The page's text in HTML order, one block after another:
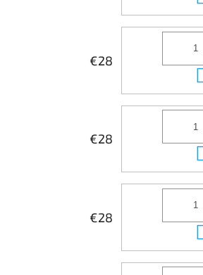
€28
€28
€28